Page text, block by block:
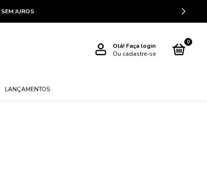
Olá! Faça login
Ou cadastre-se
0
LANÇAMENTOS